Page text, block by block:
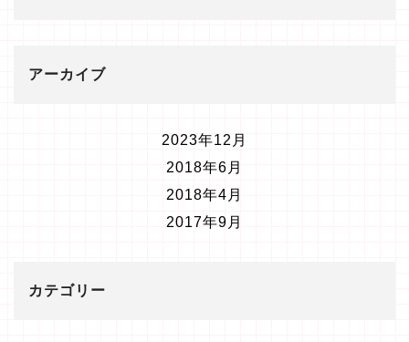
アーカイブ
2023年12月
2018年6月
2018年4月
2017年9月
カテゴリー